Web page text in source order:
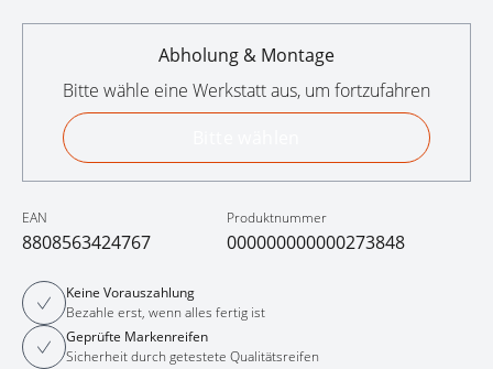
Abholung & Montage
Bitte wähle eine Werkstatt aus, um fortzufahren
EAN
8808563424767
Produktnummer
000000000000273848
Keine Vorauszahlung
Bezahle erst, wenn alles fertig ist
Geprüfte Markenreifen
Sicherheit durch getestete Qualitätsreifen